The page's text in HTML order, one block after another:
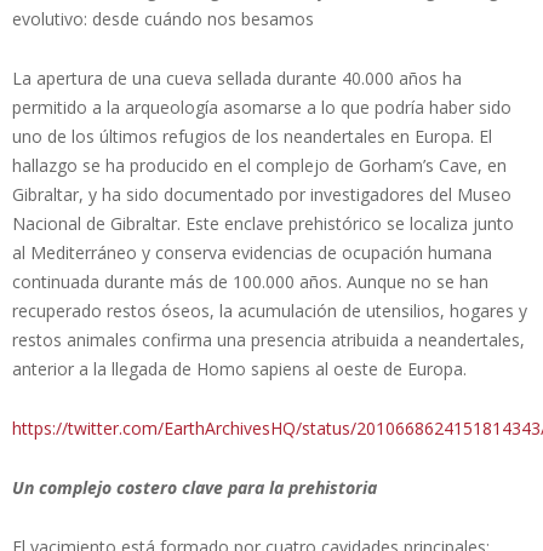
evolutivo: desde cuándo nos besamos
La apertura de una cueva sellada durante 40.000 años ha
permitido a la arqueología asomarse a lo que podría haber sido
uno de los últimos refugios de los neandertales en Europa. El
hallazgo se ha producido en el complejo de Gorham’s Cave, en
Gibraltar, y ha sido documentado por investigadores del Museo
Nacional de Gibraltar. Este enclave prehistórico se localiza junto
al Mediterráneo y conserva evidencias de ocupación humana
continuada durante más de 100.000 años. Aunque no se han
recuperado restos óseos, la acumulación de utensilios, hogares y
restos animales confirma una presencia atribuida a neandertales,
anterior a la llegada de Homo sapiens al oeste de Europa.
https://twitter.com/EarthArchivesHQ/status/
Un complejo costero clave para la prehistoria